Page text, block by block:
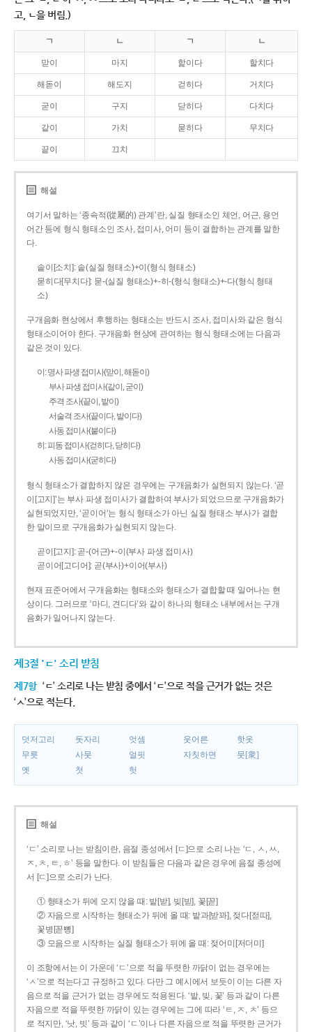
고, ㄴ을 버림.)
ㄱ ㄴ ㄱ ㄴ
맏이 마지 핥이다 할치다
해돋이 해도지 걷히다 거치다
굳이 구지 닫히다 다치다
같이 가치 묻히다 무치다
끝이 끄치
해설
여기서 말하는 ‘종속적(從屬的) 관계’란, 실질 형태소인 체언, 어근, 용언
어간 등에 형식 형태소인 조사, 접미사, 어미 등이 결합하는 관계를 말한
다.
솥이[소치]: 솥(실질 형태소)+이(형식 형태소)
묻히다[무치다]: 묻­-(실질 형태소)+­-히­-(형식 형태소)+-다(형식 형태
소)
구개음화 현상에서 후행하는 형태소는 반드시 조사, 접미사와 같은 형식
형태소이어야 한다. 구개음화 현상에 관여하는 형식 형태소에는 다음과
같은 것이 있다.
이: 명사 파생 접미사(맏이, 해돋이)
부사 파생 접미사(같이, 굳이)
주격 조사(끝이, 밭이)
서술격 조사(끝이다, 밭이다)
사동 접미사(붙이다)
히: 피동 접미사(걷히다, 닫히다)
사동 접미사(굳히다)
형식 형태소가 결합하지 않은 경우에는 구개음화가 실현되지 않는다. ‘곧
이[고지]’는 부사 파생 접미사가 결합하여 부사가 되었으므로 구개음화가
실현되었지만, ‘곧이어’는 형식 형태소가 아닌 실질 형태소 부사가 결합
한 말이므로 구개음화가 실현되지 않는다.
곧이[고지]: 곧-­(어근)+­-이(부사 파생 접미사)
곧이어[고디어]: 곧(부사)+이어(부사)
현재 표준어에서 구개음화는 형태소와 형태소가 결합할 때 일어나는 현
상이다. 그러므로 ‘마디, 견디다’와 같이 하나의 형태소 내부에서는 구개
음화가 일어나지 않는다.
제3절 'ㄷ' 소리 받침
제7항 ‘ㄷ’ 소리로 나는 받침 중에서 ‘ㄷ’으로 적을 근거가 없는 것은
‘ㅅ’으로 적는다.
덧저고리 돗자리 엇셈 웃어른
핫옷
무릇
사뭇 얼핏 자칫하면
뭇[衆]
옛
첫 헛
해설
‘ㄷ’ 소리로 나는 받침이란, 음절 종성에서 [ㄷ]으로 소리 나는 ‘ㄷ, ㅅ, ㅆ,
ㅈ, ㅊ, ㅌ, ㅎ’ 등을 말한다. 이 받침들은 다음과 같은 경우에 음절 종성에
서 [ㄷ]으로 소리가 난다.
① 형태소가 뒤에 오지 않을 때: 밭[받], 빚[빋], 꽃[꼳]
② 자음으로 시작하는 형태소가 뒤에 올 때: 밭과[받꽈], 젖다[젇따],
꽃병[꼳뼝]
③ 모음으로 시작하는 실질 형태소가 뒤에 올 때: 젖어미[저더미]
이 조항에서는 이 가운데 ‘ㄷ’으로 적을 뚜렷한 까닭이 없는 경우에는
‘ㅅ’으로 적는다고 규정하고 있다. 다만 그 예시에서 보듯이 이는 다른 자
음으로 적을 근거가 없는 경우에도 적용된다. ‘밭, 빚, 꽃’ 등과 같이 다른
자음으로 적을 뚜렷한 까닭이 있는 경우에는 그에 따라 ‘ㅌ, ㅈ, ㅊ’ 등으
로 적지만, ‘낫, 빗’ 등과 같이 ‘ㄷ’이나 다른 자음으로 적을 뚜렷한 근거가